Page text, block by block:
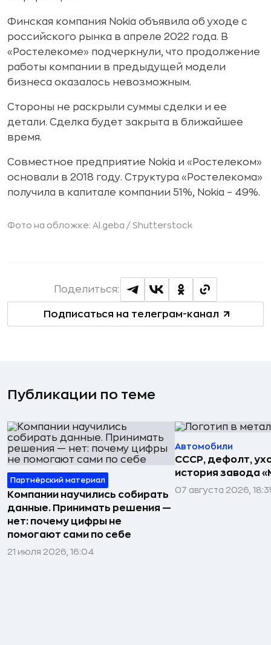
Финская компания Nokia объявила об уходе с
российского рынка в апреле 2022 года. В
«Ростелекоме» подчеркнули, что продолжение
работы компании в предыдущей модели
бизнеса оказалось невозможным.
Стороны не раскрыли суммы сделки и ее
детали. Сделка будет закрыта в ближайшее
время.
Совместное предприятие Nokia и «Ростелеком»
основали в 2018 году. Структура «Ростелекома»
получила в капитале компании 51%, Nokia – 49%.
Фото на обложке: Al.geba / Shutterstock
Подписаться на телеграм-канал
Поделиться:
Публикации по теме
Партнёрский материал
Компании научились собирать
данные. Принимать решения —
нет: почему цифры не
помогают сами по себе
21 июля 2026, 16:04
Автомобили
СССР, дефолт,
история завода
07 августа 2026,